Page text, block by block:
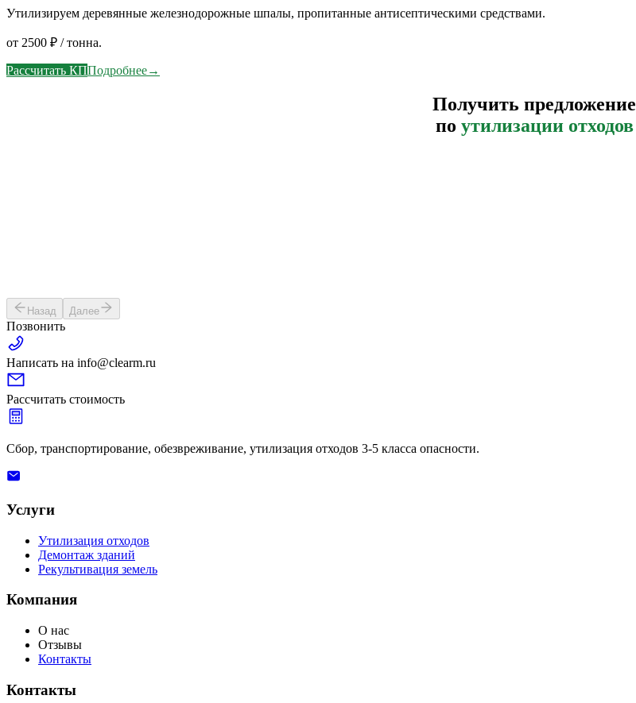
Утилизируем деревянные железнодорожные шпалы, пропитанные антисептическими средствами.
от 2500 ₽ / тонна.
Рассчитать КППодробнее→
Получить предложение
по утилизации отходов
Назад Далее
Позвонить
Написать на info@clearm.ru
Рассчитать стоимость
Сбор, транспортирование, обезвреживание, утилизация отходов 3-5 класса опасности.
Услуги
Утилизация отходов
Демонтаж зданий
Рекультивация земель
Компания
О нас
Отзывы
Контакты
Контакты